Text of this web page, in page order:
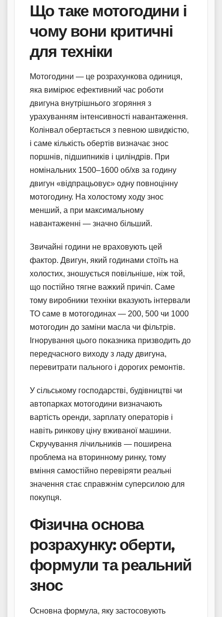
Що таке мотогодини і
чому вони критичні
для техніки
Мотогодини — це розрахункова одиниця,
яка вимірює ефективний час роботи
двигуна внутрішнього згоряння з
урахуванням інтенсивності навантаження.
Колінвал обертається з певною швидкістю,
і саме кількість обертів визначає знос
поршнів, підшипників і циліндрів. При
номінальних 1500–1600 об/хв за годину
двигун «відпрацьовує» одну повноцінну
мотогодину. На холостому ходу знос
менший, а при максимальному
навантаженні — значно більший.
Звичайні години не враховують цей
фактор. Двигун, який годинами стоїть на
холостих, зношується повільніше, ніж той,
що постійно тягне важкий причіп. Саме
тому виробники техніки вказують інтервали
ТО саме в мотогодинах — 200, 500 чи 1000
мотогодин до заміни масла чи фільтрів.
Ігнорування цього показника призводить до
передчасного виходу з ладу двигуна,
перевитрати пального і дорогих ремонтів.
У сільському господарстві, будівництві чи
автопарках мотогодини визначають
вартість оренди, зарплату операторів і
навіть ринкову ціну вживаної машини.
Скручування лічильників — поширена
проблема на вторинному ринку, тому
вміння самостійно перевіряти реальні
значення стає справжнім суперсилою для
покупця.
Фізична основа
розрахунку: оберти,
формули та реальний
знос
Основна формула, яку застосовують